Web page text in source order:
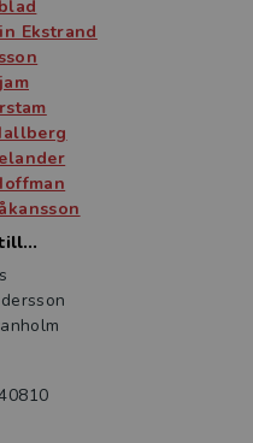
även vara lämplig
inom
Ekstrand